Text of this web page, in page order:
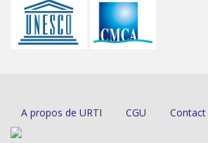
A propos de URTI CGU Contact